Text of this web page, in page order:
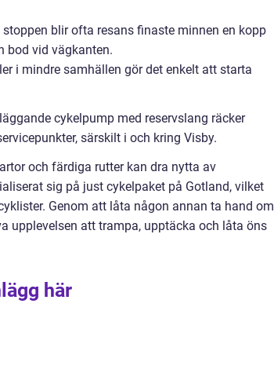
blir ofta resans finaste minnen en kopp
bod vid vägkanten.
i mindre samhällen gör det enkelt att starta
cykelpump med reservslang räcker
särskilt i och kring Visby.
och färdiga rutter kan dra nytta av
sig på just cykelpaket på Gotland, vilket
Genom att låta någon annan ta hand om
upplevelsen att trampa, upptäcka och låta öns
här